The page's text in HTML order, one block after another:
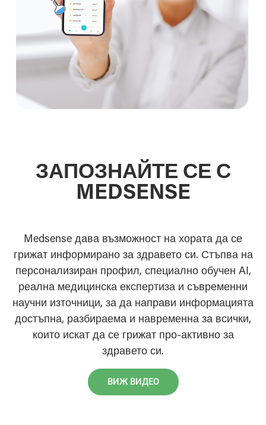
ЗАПОЗНАЙТЕ СЕ С
MEDSENSE
Medsense дава възможност на хората да се
грижат информирано за здравето си. Стъпва на
персонализиран профил, специално обучен AI,
реална медицинска експертиза и съвременни
научни източници, за да направи информацията
достъпна, разбираема и навременна за всички,
които искат да се грижат про-активно за
здравето си.
ВИЖ ВИДЕО